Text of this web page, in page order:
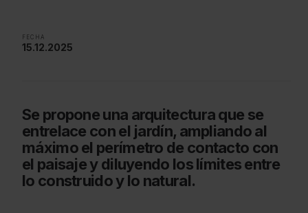
FECHA
15.12.2025
Se propone una arquitectura que se
entrelace con el jardín, ampliando al
máximo el perímetro de contacto con
el paisaje y diluyendo los límites entre
lo construido y lo natural.